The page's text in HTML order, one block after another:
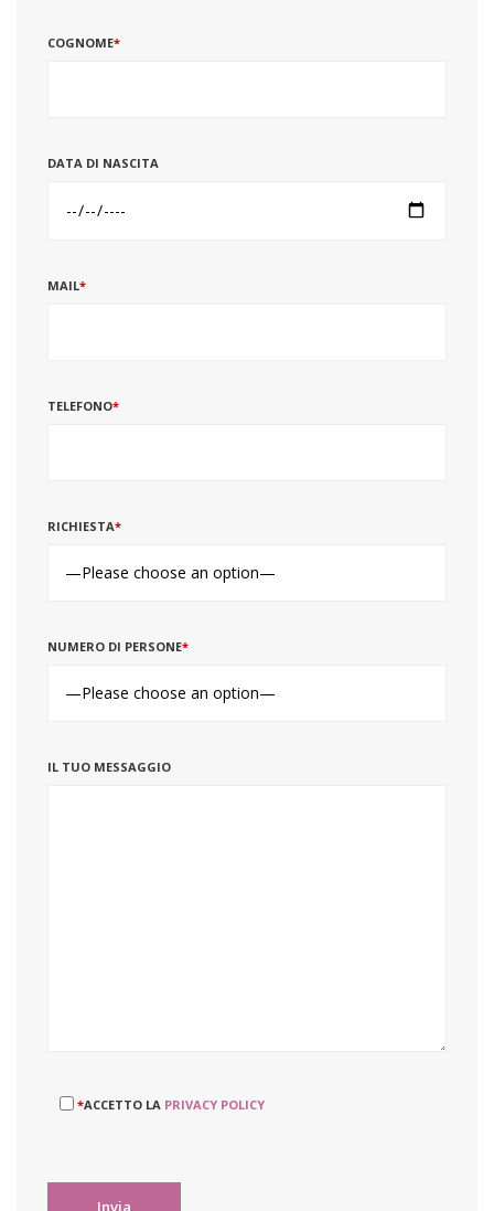
COGNOME*
DATA DI NASCITA
MAIL*
TELEFONO*
RICHIESTA*
NUMERO DI PERSONE*
IL TUO MESSAGGIO
*ACCETTO LA PRIVACY POLICY